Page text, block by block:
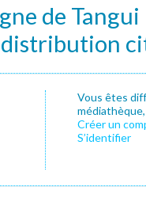
de
distribution
Vous êtes
Créer un
S’identifier